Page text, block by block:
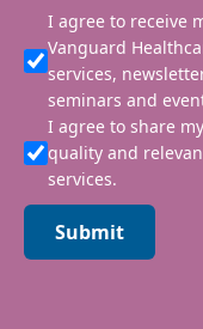
I agree to receive
Vanguard
services,
seminars and
I agree to share
quality and
services.
Submit